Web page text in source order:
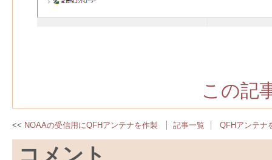
この記
NOAAの受信用にQFHアンテナを作製 記事一覧 QFHアンテナ
コメント